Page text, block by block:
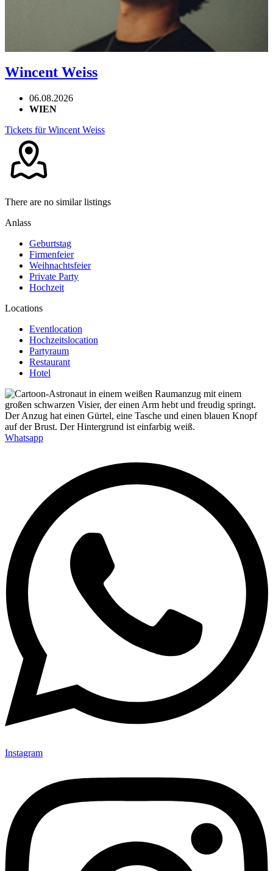
Wincent Weiss
06.08.2026
WIEN
Tickets für Wincent Weiss
There are no similar listings
Anlass
Geburtstag
Firmenfeier
Weihnachtsfeier
Private Party
Hochzeit
Locations
Eventlocation
Hochzeitslocation
Partyraum
Restaurant
Hotel
Whatsapp
Instagram